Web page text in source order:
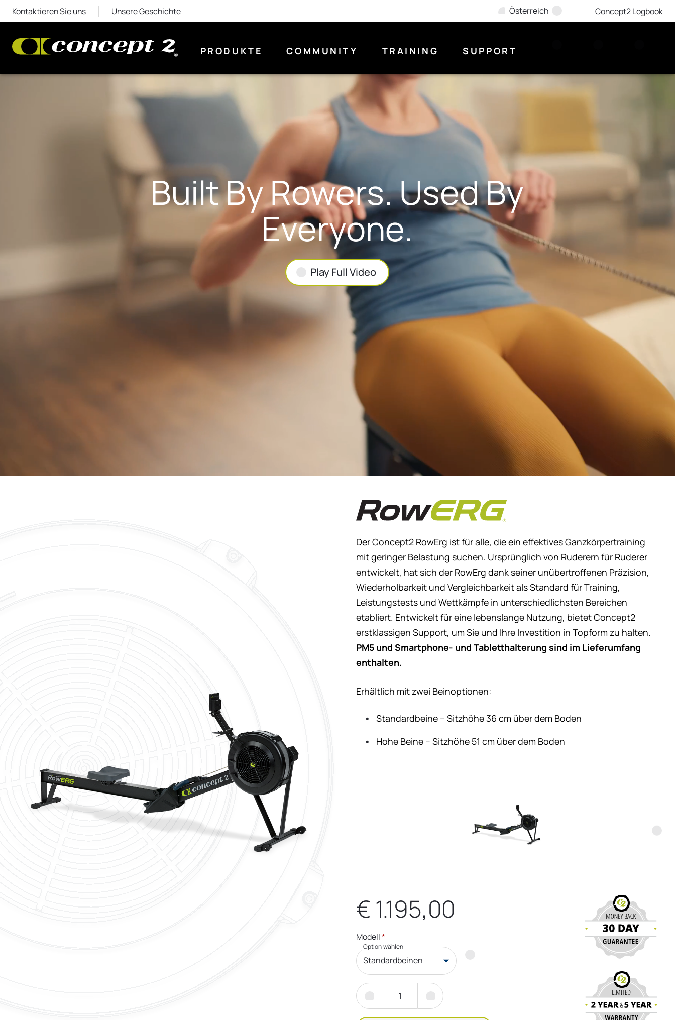
Kontaktieren Sie uns Unsere Geschichte Österreich Concept2 Logbook
PRODUKTE COMMUNITY TRAINING SUPPORT
Built By Rowers. Used By
Everyone.
Play Full Video
Der Concept2 RowErg ist für alle, die ein effektives Ganzkörpertraining
mit geringer Belastung suchen. Ursprünglich von Ruderern für Ruderer
entwickelt, hat sich der RowErg dank seiner unübertroffenen Präzision,
Wiederholbarkeit und Vergleichbarkeit als Standard für Training,
Leistungstests und Wettkämpfe in unterschiedlichsten Bereichen
etabliert. Entwickelt für eine lebenslange Nutzung, bietet Concept2
erstklassigen Support, um Sie und Ihre Investition in Topform zu halten.
PM5 und Smartphone- und Tabletthalterung sind im Lieferumfang
enthalten.
Erhältlich mit zwei Beinoptionen:
Standardbeine – Sitzhöhe 36 cm über dem Boden
Hohe Beine – Sitzhöhe 51 cm über dem Boden
€ 1.195,00
Modell*
Option wählen
Standardbeinen